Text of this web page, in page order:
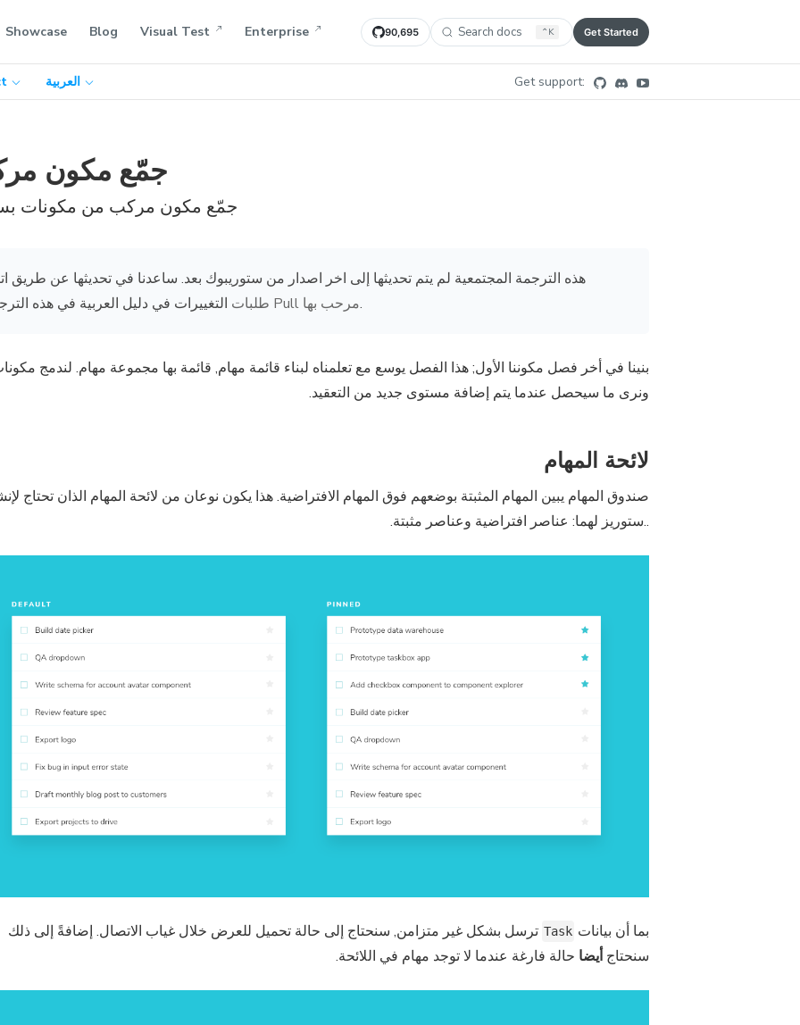
Showcase Blog Visual Test Enterprise 90,695 Search docs ⌃ K Get Started
العربية Get support:
جمّع مكون
جمّع مكون مركب من مكونات
هذه الترجمة المجتمعية لم يتم تحديثها إلى اخر اصدار من ستوريبوك بعد. ساعدنا في تحديثها عن طريق
التغييرات في دليل العربية في هذه
طلبات Pull مرحب بها.
بنينا في أخر فصل مكوننا الأول; هذا الفصل يوسع مع تعلمناه لبناء قائمة مهام, قائمة بها مجموعة مهام. لندمج
ونرى ما سيحصل عندما يتم إضافة مستوى جديد من التعقيد.
لائحة المهام
صندوق المهام يبين المهام المثبتة بوضعهم فوق المهام الافتراضية. هذا يكون نوعان من لائحة المهام الذان تحتاج
..ستوريز لهما: عناصر افتراضية وعناصر مثبتة.
بما أن بيانات Task ترسل بشكل غير متزامن, سنحتاج إلى حالة تحميل للعرض خلال غياب الاتصال. إضافةً إلى ذلك
سنحتاجأيضا حالة فارغة عندما لا توجد مهام في اللائحة.